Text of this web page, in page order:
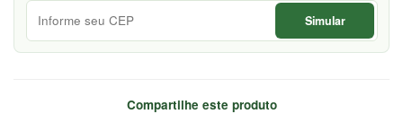
Simular
Compartilhe este produto